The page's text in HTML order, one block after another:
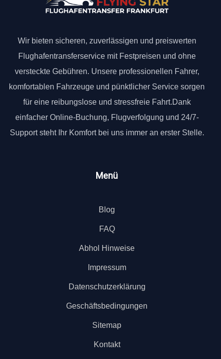
Wir bieten sicheren, zuverlässigen und preiswerten
Flughafentransferservice mit Festpreisen und ohne
versteckte Gebühren. Unsere professionellen Fahrer,
komfortablen Fahrzeuge und pünktlicher Service sorgen
für eine reibungslose und stressfreie Fahrt.Dank
einfacher Online-Buchung, Flugverfolgung und 24/7-
Support steht Ihr Komfort bei uns immer an erster Stelle.
Menü
Blog
FAQ
Abhol Hinweise
Impressum
Datenschutzerklärung
Geschäftsbedingungen
Sitemap
Kontakt